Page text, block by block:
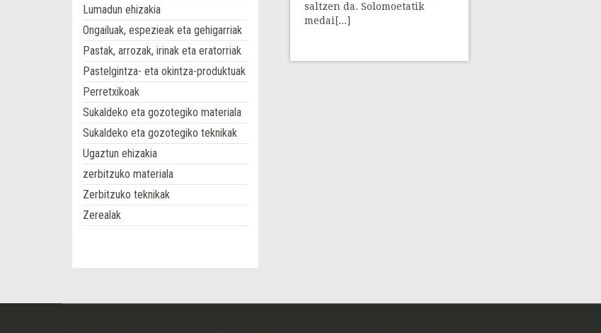
Lumadun ehizakia
Ongailuak, espezieak eta gehigarriak
Pastak, arrozak, irinak eta eratorriak
Pastelgintza- eta okintza-produktuak
Perretxikoak
Sukaldeko eta gozotegiko materiala
Sukaldeko eta gozotegiko teknikak
Ugaztun ehizakia
zerbitzuko materiala
Zerbitzuko teknikak
Zerealak
saltzen da. Solomoetatik
medai[...]